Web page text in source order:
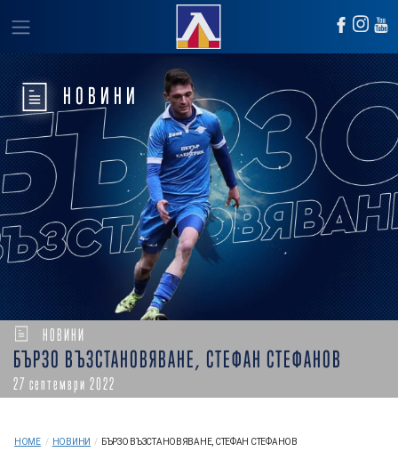
НОВИНИ
НОВИНИ
БЪРЗО ВЪЗСТАНОВЯВАНЕ, СТЕФАН СТЕФАНОВ
27 септември 2022
HOME / НОВИНИ / БЪРЗО ВЪЗСТАНОВЯВАНЕ, СТЕФАН СТЕФАНОВ